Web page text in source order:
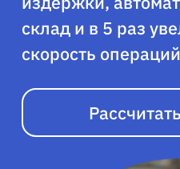
склад и в 5 раз
скорость операций